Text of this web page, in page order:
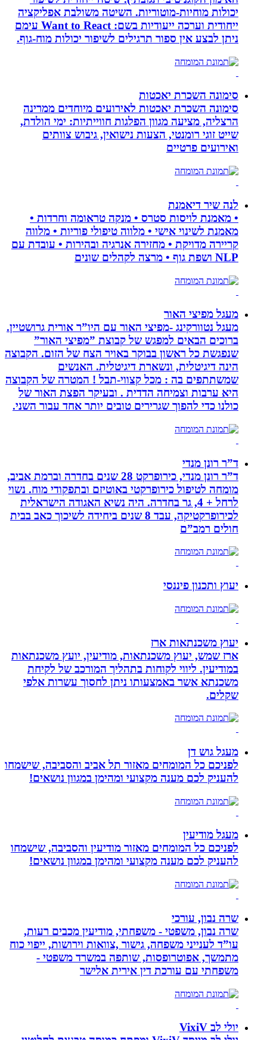
יכולות מוחיות-מוטוריות. השיטה משולבת אפליקציה
ייחודית וערכה ייעודיות בשם: Want to React עימם
ניתן לבצע אין ספור תרגילים לשיפור יכולות מוח-גוף.
סימונה השכרת יאכטות
סימונה השכרת יאכטות לאירועים מיוחדים ממרינה
הרצליה, מציעה מגוון הפלגות חווייתיות: ימי הולדת,
שייט זוגי רומנטי, הצעות נישואין, גיבוש צוותים
ואירועים פרטיים
לנה שיר דיאמנת
• מאמנת לויסות סטרס • מנקה טראומה וחרדות •
מאמנת לשינוי אישי • מלווה טיפולי פוריות • מלווה
קריירה מדויקת • מחזירה אנרגיה ובהירות • עובדת עם
מעגל מפיצי האור
מעגל נטוורקינג -מפיצי האור עם היו”ר אורית גרושטיין.
ברוכים הבאים למפגש של קבוצת ”מפיצי האור”
שנפגשת כל ראשון בבוקר באויר הצח של הזום. הקבוצה
הינה דיגיטלית, ונשארת דיגיטלית. האנשים
שמשתתפים בה : מכל קצווי-תבל ! המטרה של הקבוצה
היא ערבות וצמיחה הדדית . ובעיקר הפצת האור של
כולנו כדי להפוך שגרירים טובים יותר אחד עבור השני.
ד”ר רונן מנדי
ד”ר רונן מנדי, כירופרקט 28 שנים בחדרה וברמת אביב,
מומחה לטיפול כירופרקטי באוטיזם ובתפקודי מוח. נשוי
לרחל + 4, גר בחדרה. היה נשיא האגודה הישראלית
לכירופרקטיקה, עבד 8 שנים ביחידה לשיכוך כאב בבית
חולים רמב”ם
יעוץ ותכנון פיננסי
יעוץ משכנתאות ארז
ארז שמש, יעוץ משכנתאות, מודיעין, יועץ משכנתאות
במודיעין. ליווי לקוחות בתהליך המורכב של לקיחת
משכנתא אשר באמצעותו ניתן לחסוך עשרות אלפי
שקלים.
מעגל גוש דן
לפניכם כל המומחים מאזור תל אביב והסביבה, שישמחו
להעניק לכם מענה מקצועי ומהימן במגוון נושאים!
מעגל מודיעין
לפניכם כל המומחים מאזור מודיעין והסביבה, שישמחו
להעניק לכם מענה מקצועי ומהימן במגוון נושאים!
שרה נבון, עורכי
שרה נבון, משפטי - משפחתי, מודיעין מכבים רעות,
עו”ד לענייני משפחה, גישור ,צוואות וירושות, ייפוי כוח
מתמשך, אפוטרופסות, שותפה במשרד משפטי -
משפחתי עם עורכת דין אירית אלישר
יולי לב VixiV